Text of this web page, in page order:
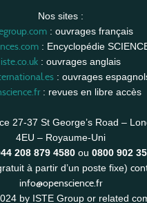
Nos sites :
: ouvrages français
: Encyclopédie
iste.co.uk : ouvrages anglais
: ouvrages
: revues en libre accès
27-37 St George’s Road –
4EU – Royaume-Uni
208 879 4580 ou 0800 902
à partir d’un poste fixe)
info@openscience.fr
by ISTE Group or related